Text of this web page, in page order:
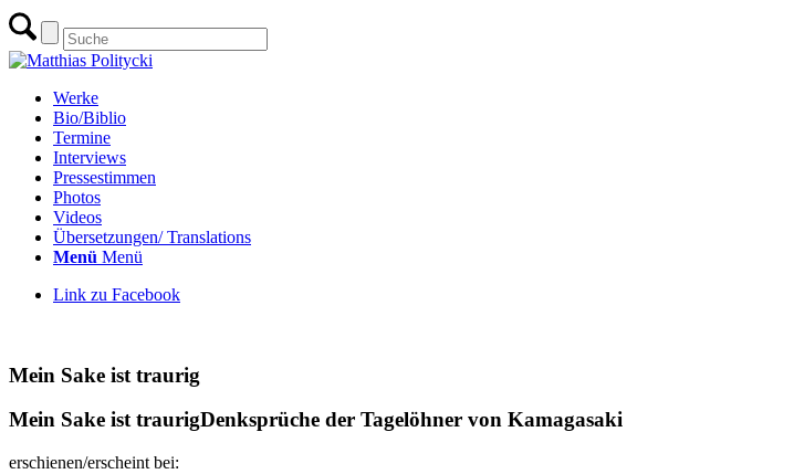
Werke
Bio/Biblio
Termine
Interviews
Pressestimmen
Photos
Videos
Übersetzungen/ Translations
Menü Menü
Link zu Facebook
Mein Sake ist traurig
Mein Sake ist traurigDenksprüche der Tagelöhner von Kamagasaki
erschienen/erscheint bei: